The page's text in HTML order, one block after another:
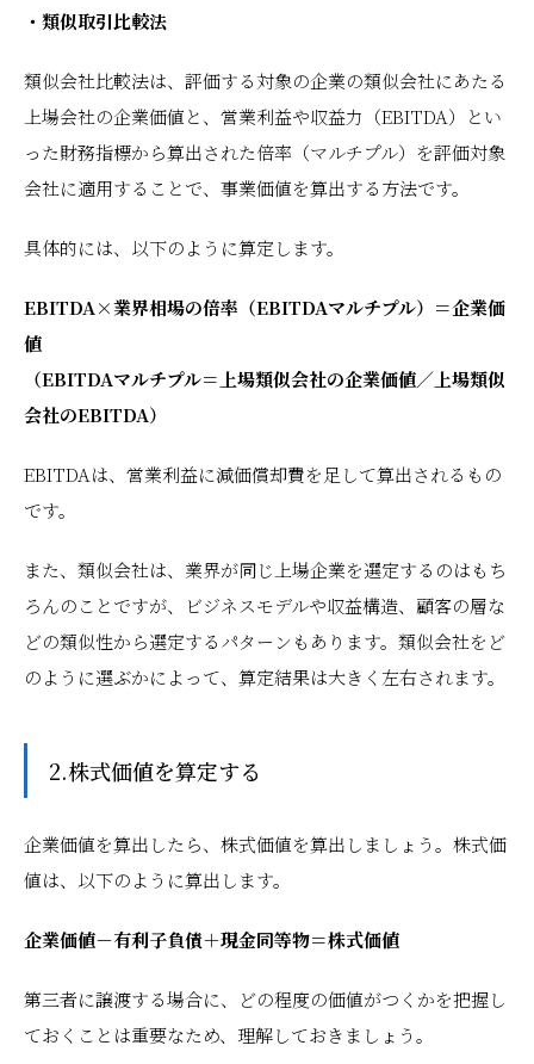
・類似取引比較法
類似会社比較法は、評価する対象の企業の類似会社にあたる
上場会社の企業価値と、営業利益や収益力（EBITDA）とい
った財務指標から算出された倍率（マルチプル）を評価対象
会社に適用することで、事業価値を算出する方法です。
具体的には、以下のように算定します。
EBITDA×業界相場の倍率（EBITDAマルチプル）＝企業価
値
（EBITDAマルチプル＝上場類似会社の企業価値／上場類似
会社のEBITDA）
EBITDAは、営業利益に減価償却費を足して算出されるもの
です。
また、類似会社は、業界が同じ上場企業を選定するのはもち
ろんのことですが、ビジネスモデルや収益構造、顧客の層な
どの類似性から選定するパターンもあります。類似会社をど
のように選ぶかによって、算定結果は大きく左右されます。
2.株式価値を算定する
企業価値を算出したら、株式価値を算出しましょう。株式価
値は、以下のように算出します。
企業価値－有利子負債＋現金同等物＝株式価値
第三者に譲渡する場合に、どの程度の価値がつくかを把握し
ておくことは重要なため、理解しておきましょう。